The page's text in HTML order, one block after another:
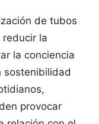
de tubos
la
la conciencia
sostenibilidad
provocar